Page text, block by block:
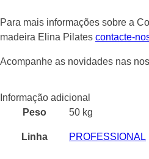
Para mais informações sobre a
madeira Elina Pilates contacte-
Acompanhe as novidades nas
Informação adicional
Peso
50 kg
Linha PROFESSIONAL